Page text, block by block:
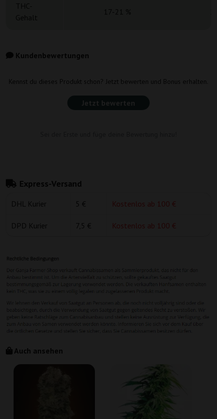
Kundenbewertungen
Kennst du dieses Produkt schon? Jetzt bewerten und Bonus erhalten.
Jetzt bewerten
Express-Versand
DHL Kurier 5 € Kostenlos ab 100 €
DPD Kurier 7,5 € Kostenlos ab 100 €
Auch ansehen